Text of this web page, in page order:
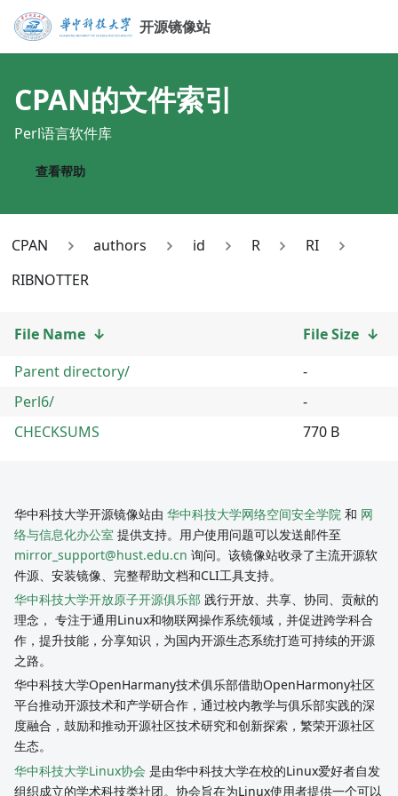
开源镜像站
CPAN的文件索引
Perl语言软件库
查看帮助
CPAN authors id R
RI
RIBNOTTER
File Name ↓ File Size ↓
Parent directory/
-
Perl6/
-
CHECKSUMS
770 B
华中科技大学开源镜像站由 华中科技大学网络空间安全学院 和 网
络与信息化办公室 提供支持。用户使用问题可以发送邮件至
mirror_support@hust.edu.cn 询问。该镜像站收录了主流开源软
件源、安装镜像、完整帮助文档和CLI工具支持。
华中科技大学开放原子开源俱乐部 践行开放、共享、协同、贡献的
理念， 专注于通用Linux和物联网操作系统领域，并促进跨学科合
作，提升技能，分享知识，为国内开源生态系统打造可持续的开源
之路。
华中科技大学OpenHarmany技术俱乐部借助OpenHarmony社区
平台推动开源技术和产学研合作，通过校内教学与俱乐部实践的深
度融合，鼓励和推动开源社区技术研究和创新探索，繁荣开源社区
生态。
华中科技大学Linux协会 是由华中科技大学在校的Linux爱好者自发
组织成立的学术科技类社团。协会旨在为Linux使用者提供一个可以